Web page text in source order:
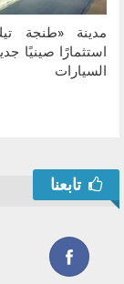
مدينة «طنجة
استثمارًا صينيًا
السيارات
تابعنا